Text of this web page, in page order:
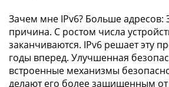
Зачем мне IPv6? Больше адресов:
причина. С ростом числа
заканчиваются. IPv6 решает эту
годы вперед. Улучшенная
встроенные механизмы
делают его более защищенным